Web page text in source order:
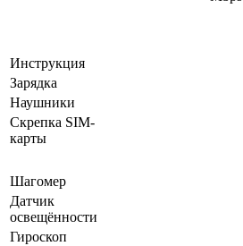
Инструкция
Зарядка
Наушники
Скрепка SIM-
карты
Шагомер
Датчик
освещённости
Гироскоп